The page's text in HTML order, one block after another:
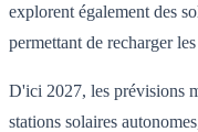
explorent également des
permettant de recharger
D'ici 2027, les prévisions
stations solaires